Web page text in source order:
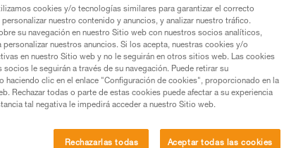
cookies y/o tecnologías similares para garantizar el correcto
nuestro contenido y anuncios, y analizar nuestro tráfico.
su navegación en nuestro Sitio web con nuestros socios analíticos,
nuestros anuncios. Si los acepta, nuestras cookies y/o
en nuestro Sitio web y no le seguirán en otros sitios web. Las cookies
le seguirán a través de su navegación. Puede retirar su
haciendo clic en el enlace "Configuración de cookies", proporcionado en la
Rechazar todas o parte de estas cookies puede afectar a su experiencia
tal negativa le impedirá acceder a nuestro Sitio web.
Rechazarlas todas Aceptar todas las cookies